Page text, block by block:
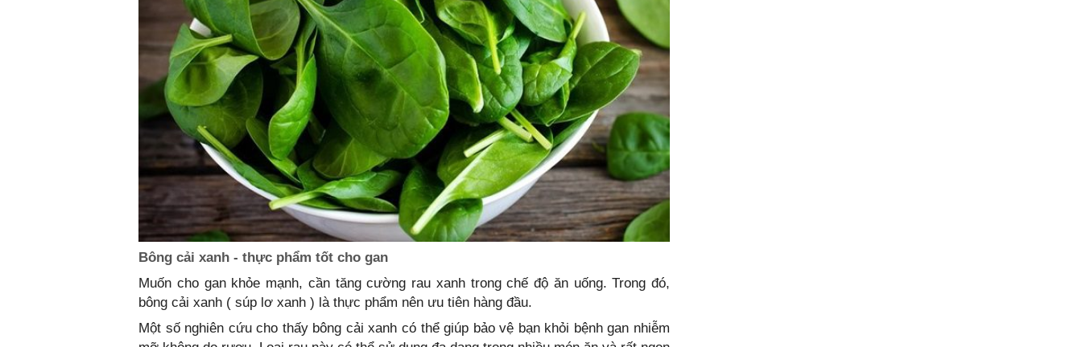
Bông cải xanh - thực phẩm tốt cho gan
Muốn cho gan khỏe mạnh, cần tăng cường rau xanh trong chế độ ăn uống. Trong đó,
bông cải xanh ( súp lơ xanh ) là thực phẩm nên ưu tiên hàng đầu.
Một số nghiên cứu cho thấy bông cải xanh có thể giúp bảo vệ bạn khỏi bệnh gan nhiễm